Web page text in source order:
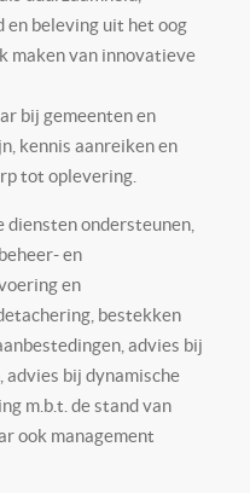
en beleving uit het oog
maken van innovatieve
bij gemeenten en
kennis aanreiken en
tot oplevering.
diensten ondersteunen,
en
en
bestekken
advies bij
advies bij dynamische
m.b.t. de stand van
ook management